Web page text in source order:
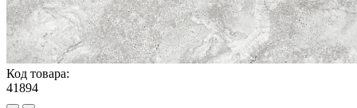
Код товара:
41894